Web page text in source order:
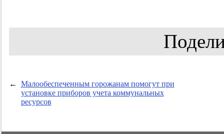
←
Малообеспеченным горожанам помогут при
установке приборов учета коммунальных
ресурсов